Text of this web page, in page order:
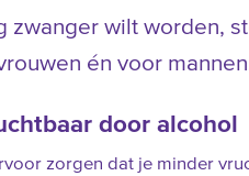
zwanger wilt worden,
én voor
door alcohol
zorgen dat je minder